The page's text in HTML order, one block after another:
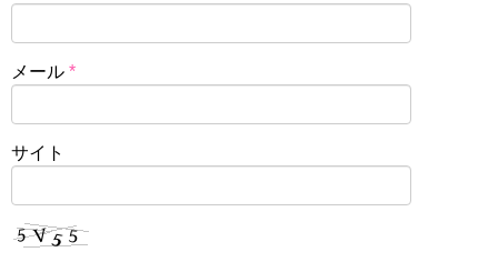
メール *
サイト